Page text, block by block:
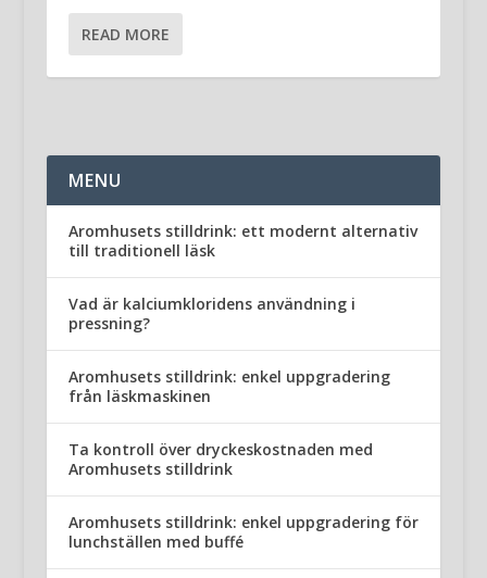
READ MORE
MENU
Aromhusets stilldrink: ett modernt alternativ
till traditionell läsk
Vad är kalciumkloridens användning i
pressning?
Aromhusets stilldrink: enkel uppgradering
från läskmaskinen
Ta kontroll över dryckeskostnaden med
Aromhusets stilldrink
Aromhusets stilldrink: enkel uppgradering för
lunchställen med buffé